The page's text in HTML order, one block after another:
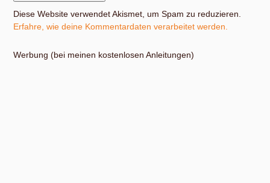
Diese Website verwendet Akismet, um Spam zu reduzieren.
Erfahre, wie deine Kommentardaten verarbeitet werden.
Werbung (bei meinen kostenlosen Anleitungen)